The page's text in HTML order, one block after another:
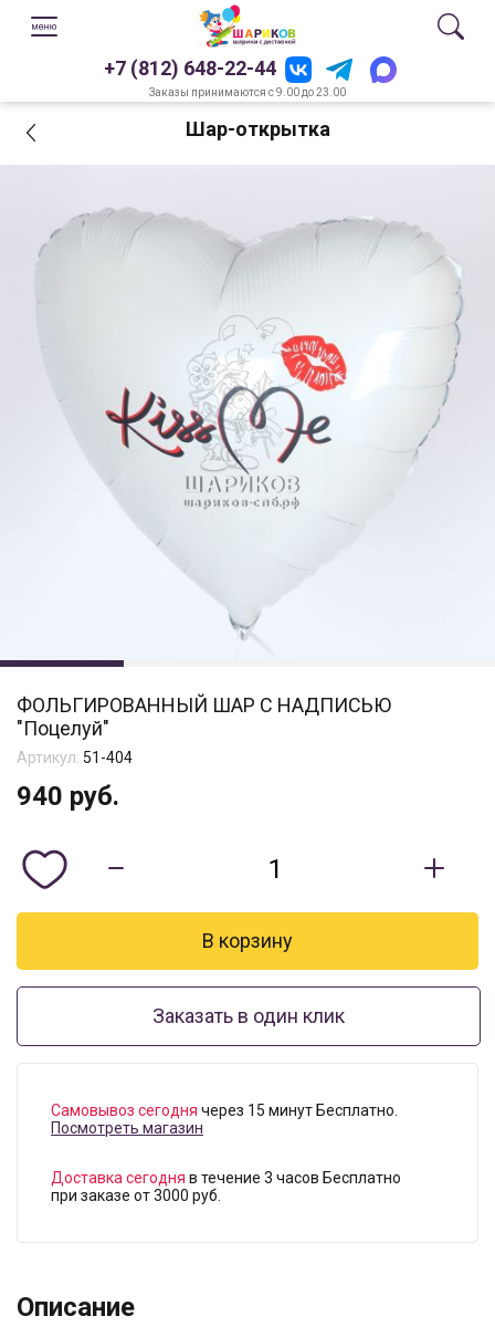
+7 (812) 648-22-44
Заказы принимаются с 9.00 до 23.00
Шар-открытка
ФОЛЬГИРОВАННЫЙ ШАР С НАДПИСЬЮ
"Поцелуй"
Артикул: 51-404
940 руб.
Заказать в один клик
Самовывоз сегодня через 15 минут Бесплатно.
Посмотреть магазин
Доставка сегодня в течение 3 часов Бесплатно
при заказе от 3000 руб.
Описание